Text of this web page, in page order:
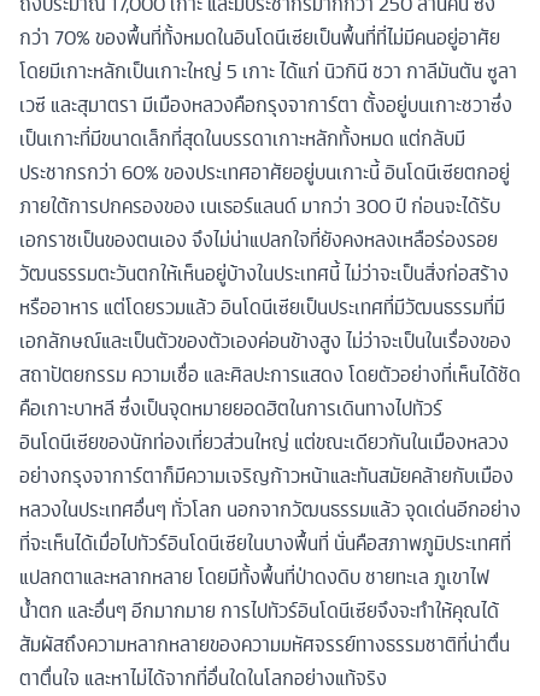
กว่า 70% ของพื้นที่ทั้งหมดในอินโดนีเซียเป็นพื้นที่ที่ไม่มีคนอยู่อาศัย
โดยมีเกาะหลักเป็นเกาะใหญ่ 5 เกาะ ได้แก่ นิวกินี ชวา กาลีมันตัน ซูลา
เวซี และสุมาตรา มีเมืองหลวงคือกรุงจาการ์ตา ตั้งอยู่บนเกาะชวาซึ่ง
เป็นเกาะที่มีขนาดเล็กที่สุดในบรรดาเกาะหลักทั้งหมด แต่กลับมี
ประชากรกว่า 60% ของประเทศอาศัยอยู่บนเกาะนี้ อินโดนีเซียตกอยู่
ภายใต้การปกครองของ เนเธอร์แลนด์ มากว่า 300 ปี ก่อนจะได้รับ
เอกราชเป็นของตนเอง จึงไม่น่าแปลกใจที่ยังคงหลงเหลือร่องรอย
วัฒนธรรมตะวันตกให้เห็นอยู่บ้างในประเทศนี้ ไม่ว่าจะเป็นสิ่งก่อสร้าง
หรืออาหาร แต่โดยรวมแล้ว อินโดนีเซียเป็นประเทศที่มีวัฒนธรรมที่มี
เอกลักษณ์และเป็นตัวของตัวเองค่อนข้างสูง ไม่ว่าจะเป็นในเรื่องของ
สถาปัตยกรรม ความเชื่อ และศิลปะการแสดง โดยตัวอย่างที่เห็นได้ชัด
คือเกาะบาหลี ซึ่งเป็นจุดหมายยอดฮิตในการเดินทางไปทัวร์
อินโดนีเซียของนักท่องเที่ยวส่วนใหญ่ แต่ขณะเดียวกันในเมืองหลวง
อย่างกรุงจาการ์ตาก็มีความเจริญก้าวหน้าและทันสมัยคล้ายกับเมือง
หลวงในประเทศอื่นๆ ทั่วโลก นอกจากวัฒนธรรมแล้ว จุดเด่นอีกอย่าง
ที่จะเห็นได้เมื่อไปทัวร์อินโดนีเซียในบางพื้นที่ นั่นคือสภาพภูมิประเทศที่
แปลกตาและหลากหลาย โดยมีทั้งพื้นที่ป่าดงดิบ ชายทะเล ภูเขาไฟ
น้ำตก และอื่นๆ อีกมากมาย การไปทัวร์อินโดนีเซียจึงจะทำให้คุณได้
สัมผัสถึงความหลากหลายของความมหัศจรรย์ทางธรรมชาติที่น่าตื่น
ตาตื่นใจ และหาไม่ได้จากที่อื่นใดในโลกอย่างแท้จริง